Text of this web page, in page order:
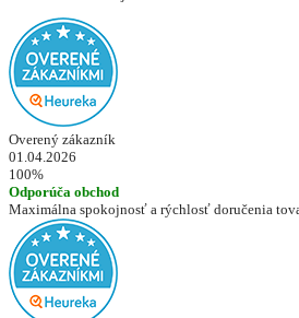
Overený zákazník
01.04.2026
100%
Odporúča obchod
Maximálna spokojnosť a rýchlosť doručenia